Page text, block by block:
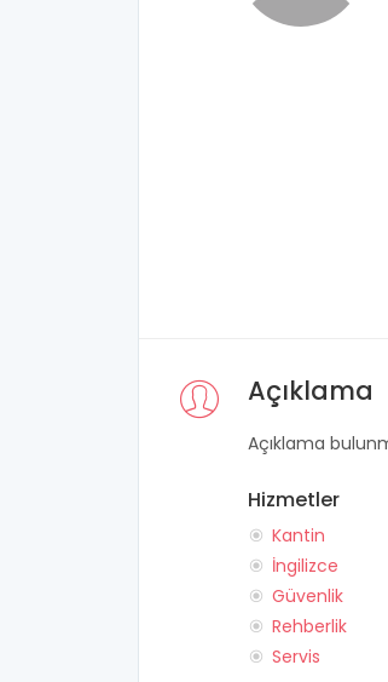
Açıklama
Açıklama
Hizmetler
Kantin
İngilizce
Güvenlik
Rehberlik
Servis